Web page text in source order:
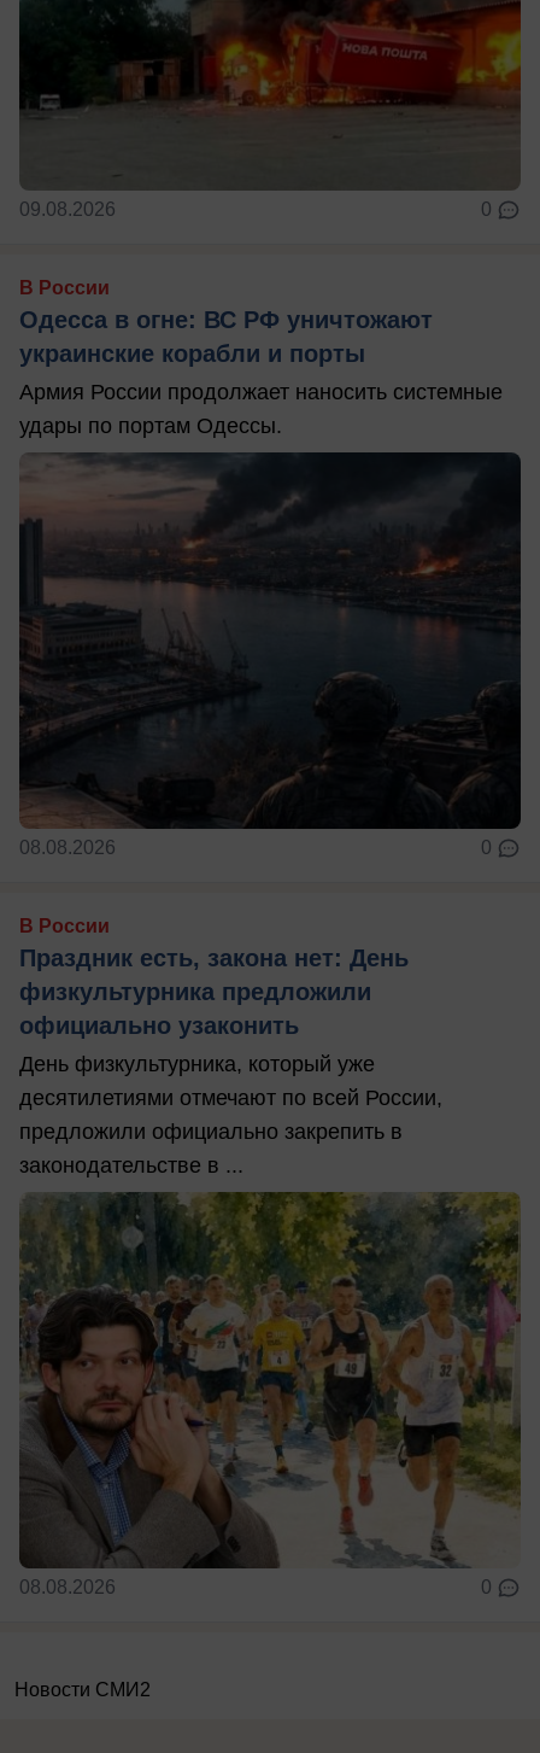
09.08.2026 0
В России
Одесса в огне: ВС РФ уничтожают
украинские корабли и порты
Армия России продолжает наносить системные
удары по портам Одессы.
08.08.2026 0
В России
Праздник есть, закона нет: День
физкультурника предложили
официально узаконить
День физкультурника, который уже
десятилетиями отмечают по всей России,
предложили официально закрепить в
законодательстве в ...
08.08.2026 0
Новости СМИ2